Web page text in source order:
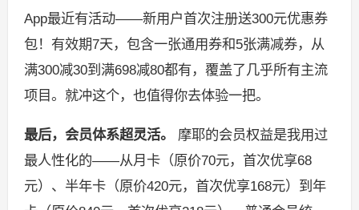
App最近有活动——新用户首次注册送300元优惠券
包！有效期7天，包含一张通用券和5张满减券，从
满300减30到满698减80都有，覆盖了几乎所有主流
项目。就冲这个，也值得你去体验一把。
最后，会员体系超灵活。
摩耶的会员权益是我用过
最人性化的——从月卡（原价70元，首次优享68
元）、半年卡（原价420元，首次优享168元）到年